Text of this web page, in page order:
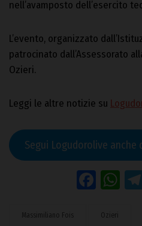
nell’avamposto dell’esercito
L’evento, organizzato
patrocinato dall’Assessorato
Ozieri.
Leggi le altre notizie su
Segui Logudorolive anche
Massimiliano Fois Ozieri